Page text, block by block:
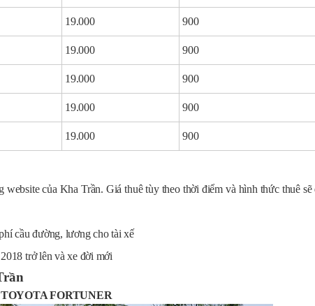
19.000 900
19.000 900
19.000 900
19.000 900
19.000
900
website của Kha Trần. Giá thuê tùy theo thời điểm và hình thức thuê sẽ
cầu đường, lương cho tài xế
trở lên và xe đời mới
TOYOTA FORTUNER